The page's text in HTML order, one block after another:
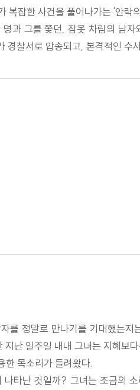
복잡한 사건을 풀어나가는 '안락
과 그를 쫓던, 잠옷 차림의 남
경찰서로 압송되고, 본격적인 수
를 정말로 만나기를 기대했는
난 일주일 내내 그녀는 지혜보
한 목소리가 들려왔다.
타난 것일까? 그녀는 조금의